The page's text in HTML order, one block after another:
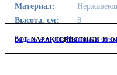
Материал:
Высота, см:
8
ВСЕ ХАРАКТЕРИСТИКИ И
Задать вопрос Написать